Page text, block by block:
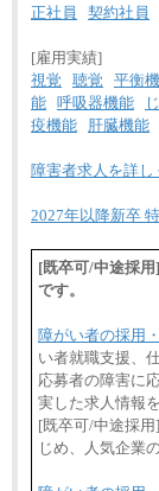
正社員
契約社員
[雇用実績]
視覚
聴覚 平衡
能 呼吸器機能
疫機能
肝臓機能
障害者求人を詳し
2027年以降新卒
[既卒可/中途採
です。
障がい者の採用
い者就職支援、
応募者の障害に
実した求人情報
[既卒可/中途採
じめ、人気企業